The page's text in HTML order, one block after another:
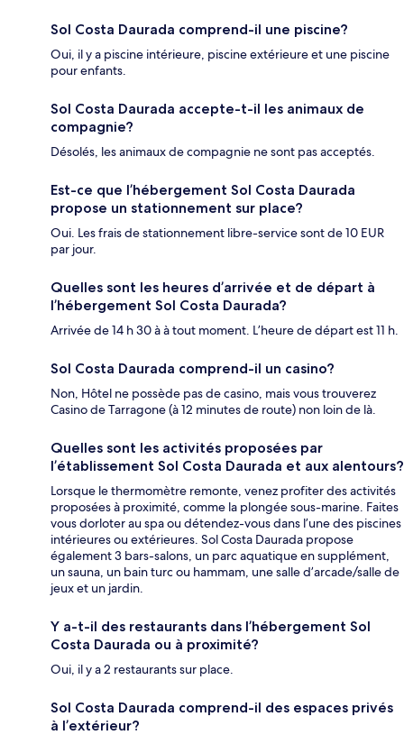
Sol Costa Daurada comprend-il une piscine?
Oui, il y a piscine intérieure, piscine extérieure et une piscine
pour enfants.
Sol Costa Daurada accepte-t-il les animaux de
compagnie?
Désolés, les animaux de compagnie ne sont pas acceptés.
Est-ce que l’hébergement Sol Costa Daurada
propose un stationnement sur place?
Oui. Les frais de stationnement libre-service sont de 10 EUR
par jour.
Quelles sont les heures d’arrivée et de départ à
l’hébergement Sol Costa Daurada?
Arrivée de 14 h 30 à à tout moment. L’heure de départ est 11 h.
Sol Costa Daurada comprend-il un casino?
Non, Hôtel ne possède pas de casino, mais vous trouverez
Casino de Tarragone (à 12 minutes de route) non loin de là.
Quelles sont les activités proposées par
l’établissement Sol Costa Daurada et aux alentours?
Lorsque le thermomètre remonte, venez profiter des activités
proposées à proximité, comme la plongée sous-marine. Faites
vous dorloter au spa ou détendez-vous dans l’une des piscines
intérieures ou extérieures. Sol Costa Daurada propose
également 3 bars-salons, un parc aquatique en supplément,
un sauna, un bain turc ou hammam, une salle d’arcade/salle de
jeux et un jardin.
Y a-t-il des restaurants dans l’hébergement Sol
Costa Daurada ou à proximité?
Oui, il y a 2 restaurants sur place.
Sol Costa Daurada comprend-il des espaces privés
à l’extérieur?